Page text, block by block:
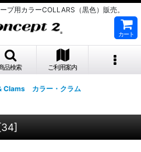
プ用カラーCOLLARS（黒色）販売。
カート
品検索 ご利用案内
Clams カラー・クラム
[34]